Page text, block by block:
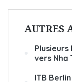
AUTRES
Plusieurs
vers Nha
ITB